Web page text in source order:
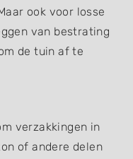
ook voor losse
van bestrating
de tuin af te
verzakkingen in
of andere delen